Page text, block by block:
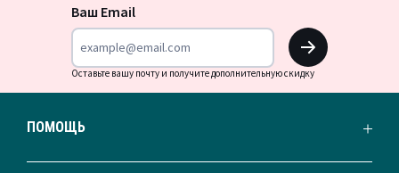
Ваш Email
OK
Оставьте вашу почту и получите дополнительную скидку
ПОМОЩЬ